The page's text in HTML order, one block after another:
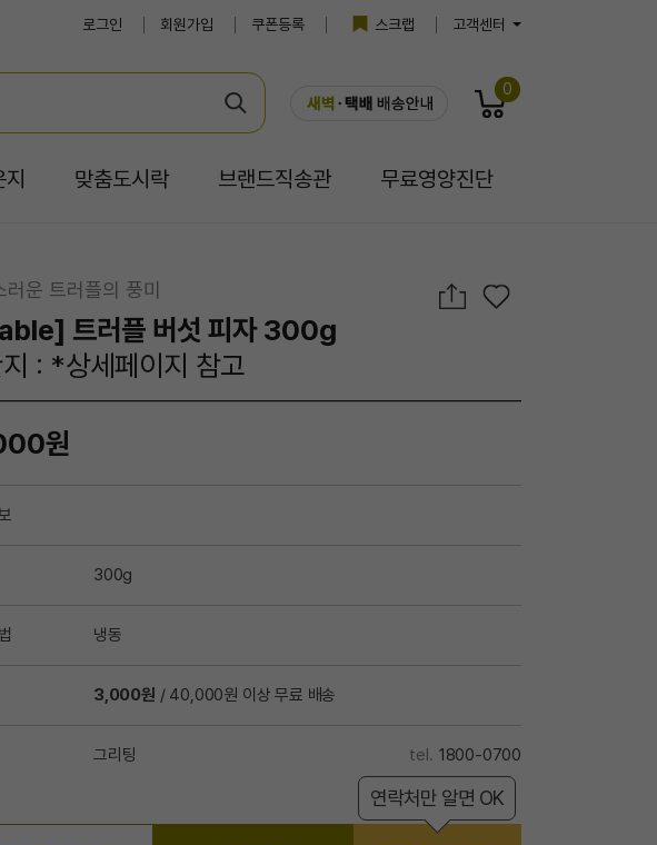
로그인 회원가입 쿠폰등록 스크랩 고객센터
0
맞춤도시락 브랜드직송관 무료영양진단
러운 트러플의 풍미
트러플 버섯 피자 300g
: *상세페이지 참고
원
300g
냉동
3,000원 / 40,000원 이상 무료 배송
그리팅 1800-0700
연락처만 알면 OK